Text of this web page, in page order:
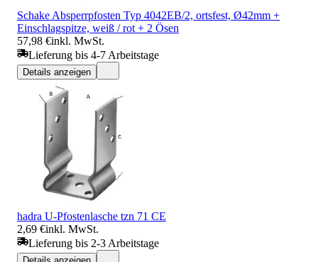
Schake Absperrpfosten Typ 4042EB/2, ortsfest, Ø42mm +
Einschlagspitze, weiß / rot + 2 Ösen
57,98 €inkl. MwSt.
Lieferung bis 4-7 Arbeitstage
Details anzeigen
hadra U-Pfostenlasche tzn 71 CE
2,69 €inkl. MwSt.
Lieferung bis 2-3 Arbeitstage